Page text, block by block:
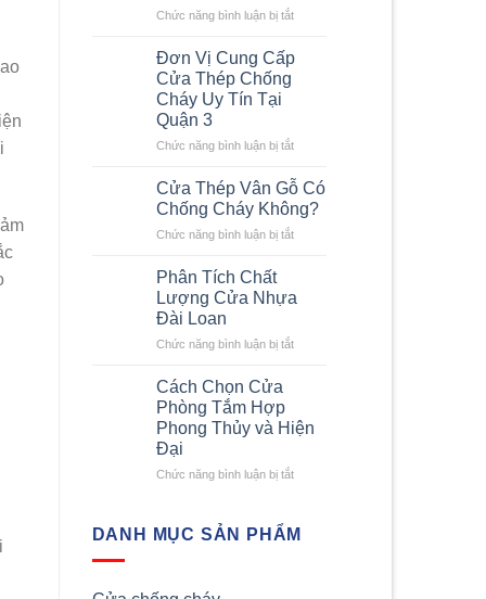
Chức năng bình luận bị tắtở
Thép
Cháy
Giúp
Giảm
Thiệt
Đơn Vị Cung Cấp
Cửa Thép Chống
Cháy Uy Tín Tại
Quận 3
Chức năng bình luận bị tắtở
Vị
Cung
Cấp
Cửa
Cháy
Tại
Cửa Thép Vân Gỗ Có
Chống Cháy Không?
Chức năng bình luận bị tắtở
Gỗ
Chống
Phân Tích Chất
Lượng Cửa Nhựa
Đài Loan
Chức năng bình luận bị tắtở
Cửa
Đài
Cách Chọn Cửa
Phòng Tắm Hợp
Phong Thủy và Hiện
Đại
Chức năng bình luận bị tắtở
Cửa
DANH MỤC SẢN PHẨM